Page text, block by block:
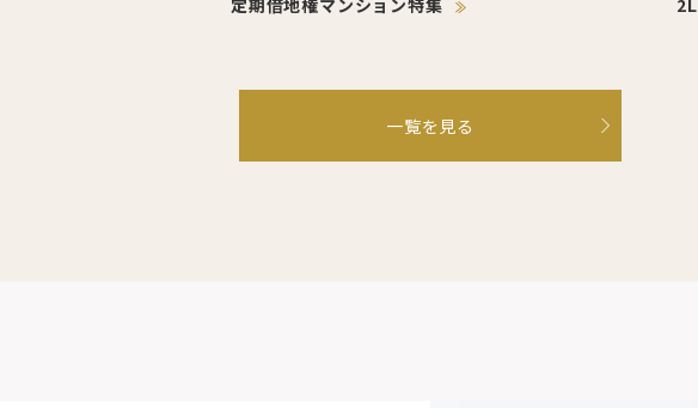
定期借地権マンション特集
一覧を見る